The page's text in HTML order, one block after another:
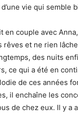
vie qui
couple avec
et ne rien
des nuits
ce qui a été en
de ces années
il enchaîne les
de chez eux. Il y a